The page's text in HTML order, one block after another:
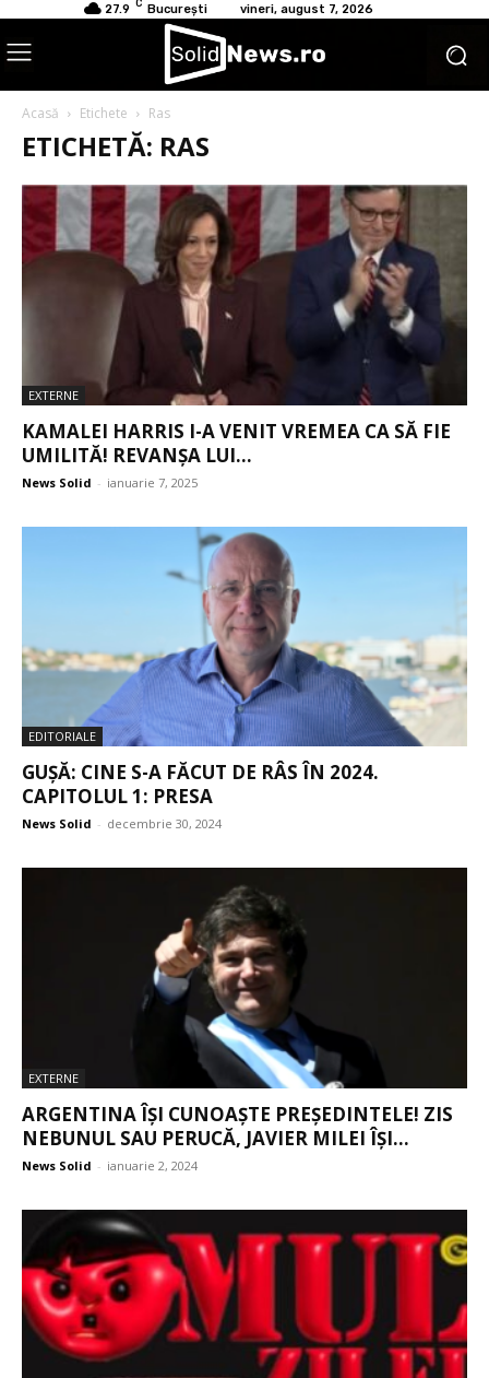
27.9 C București vineri, august 7, 2026
Acasă Etichete Ras
ETICHETĂ: RAS
EXTERNE
KAMALEI HARRIS I-A VENIT VREMEA CA SĂ FIE
UMILITĂ! REVANȘA LUI...
News Solid - ianuarie 7, 2025
EDITORIALE
GUȘĂ: CINE S-A FĂCUT DE RÂS ÎN 2024.
CAPITOLUL 1: PRESA
News Solid - decembrie 30, 2024
EXTERNE
ARGENTINA ÎȘI CUNOAȘTE PREȘEDINTELE! ZIS
NEBUNUL SAU PERUCĂ, JAVIER MILEI ÎȘI...
News Solid - ianuarie 2, 2024